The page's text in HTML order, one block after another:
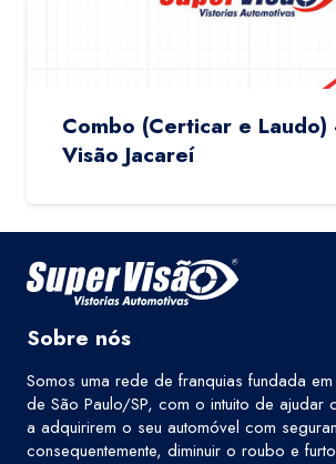
Combo (Certicar e
Visão Jacareí
Sobre nós
Somos uma rede de franquias fundada
de São Paulo/SP, com o intuito de ajudar
a adquirirem o seu automóvel com
consequentemente, diminuir o roubo e